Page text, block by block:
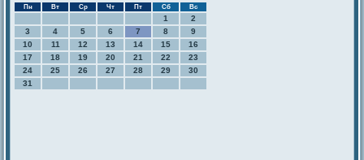
Пн Вт Ср Чт Пт Сб Вс
1
2
3
4 5 6 7 8
9
10
11 12 13 14 15
16
17
18 19 20 21 22
23
24
25 26 27 28 29
30
31